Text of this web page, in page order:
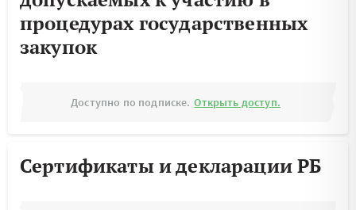
процедурах государственных
закупок
Доступно по подписке. Открыть доступ.
Сертификаты и декларации РБ